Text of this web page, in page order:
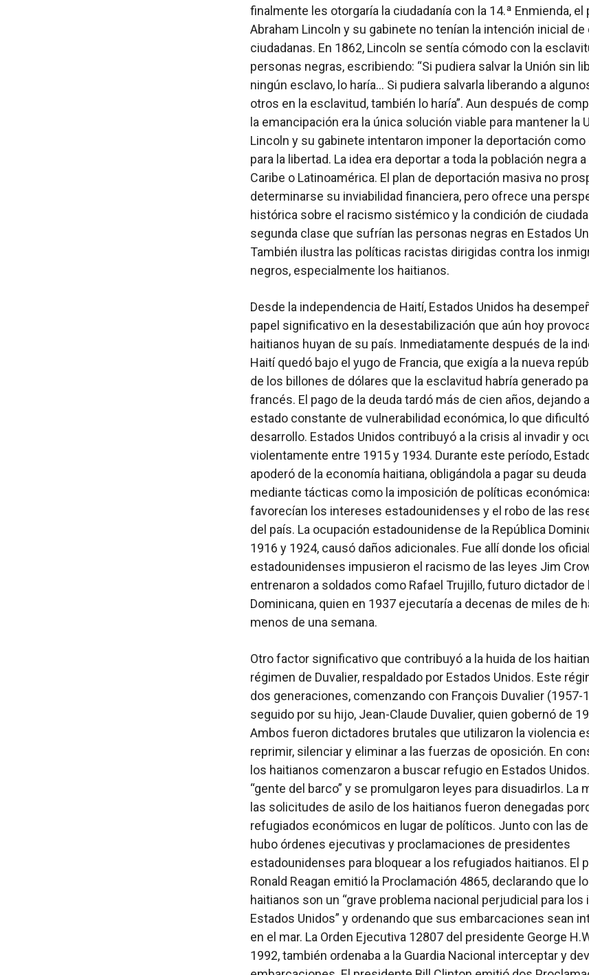
finalmente les otorgaría la ciudadanía con la 14.ª Enmienda, el
Abraham Lincoln y su gabinete no tenían la intención inicial de
ciudadanas. En 1862, Lincoln se sentía cómodo con la
personas negras, escribiendo: “Si pudiera salvar la Unión sin
ningún esclavo, lo haría… Si pudiera salvarla liberando a
otros en la esclavitud, también lo haría”. Aun después de
la emancipación era la única solución viable para mantener la
Lincoln y su gabinete intentaron imponer la deportación
para la libertad. La idea era deportar a toda la población negra
Caribe o Latinoamérica. El plan de deportación masiva no
determinarse su inviabilidad financiera, pero ofrece una
histórica sobre el racismo sistémico y la condición de
segunda clase que sufrían las personas negras en Estados
También ilustra las políticas racistas dirigidas contra los
negros, especialmente los haitianos.
Desde la independencia de Haití, Estados Unidos ha
papel significativo en la desestabilización que aún hoy
haitianos huyan de su país. Inmediatamente después de la
Haití quedó bajo el yugo de Francia, que exigía a la nueva
de los billones de dólares que la esclavitud habría generado
francés. El pago de la deuda tardó más de cien años, dejando
estado constante de vulnerabilidad económica, lo que
desarrollo. Estados Unidos contribuyó a la crisis al invadir y
violentamente entre 1915 y 1934. Durante este período,
apoderó de la economía haitiana, obligándola a pagar su
mediante tácticas como la imposición de políticas
favorecían los intereses estadounidenses y el robo de las
del país. La ocupación estadounidense de la República
1916 y 1924, causó daños adicionales. Fue allí donde los
estadounidenses impusieron el racismo de las leyes Jim
entrenaron a soldados como Rafael Trujillo, futuro dictador de
Dominicana, quien en 1937 ejecutaría a decenas de miles de
menos de una semana.
Otro factor significativo que contribuyó a la huida de los
régimen de Duvalier, respaldado por Estados Unidos. Este
dos generaciones, comenzando con François Duvalier (1957-
seguido por su hijo, Jean-Claude Duvalier, quien gobernó de
Ambos fueron dictadores brutales que utilizaron la violencia
reprimir, silenciar y eliminar a las fuerzas de oposición. En
los haitianos comenzaron a buscar refugio en Estados
“gente del barco” y se promulgaron leyes para disuadirlos. La
las solicitudes de asilo de los haitianos fueron denegadas
refugiados económicos en lugar de políticos. Junto con las
hubo órdenes ejecutivas y proclamaciones de presidentes
estadounidenses para bloquear a los refugiados haitianos. El
Ronald Reagan emitió la Proclamación 4865, declarando que
haitianos son un “grave problema nacional perjudicial para
Estados Unidos” y ordenando que sus embarcaciones sean
en el mar. La Orden Ejecutiva 12807 del presidente George
1992, también ordenaba a la Guardia Nacional interceptar y